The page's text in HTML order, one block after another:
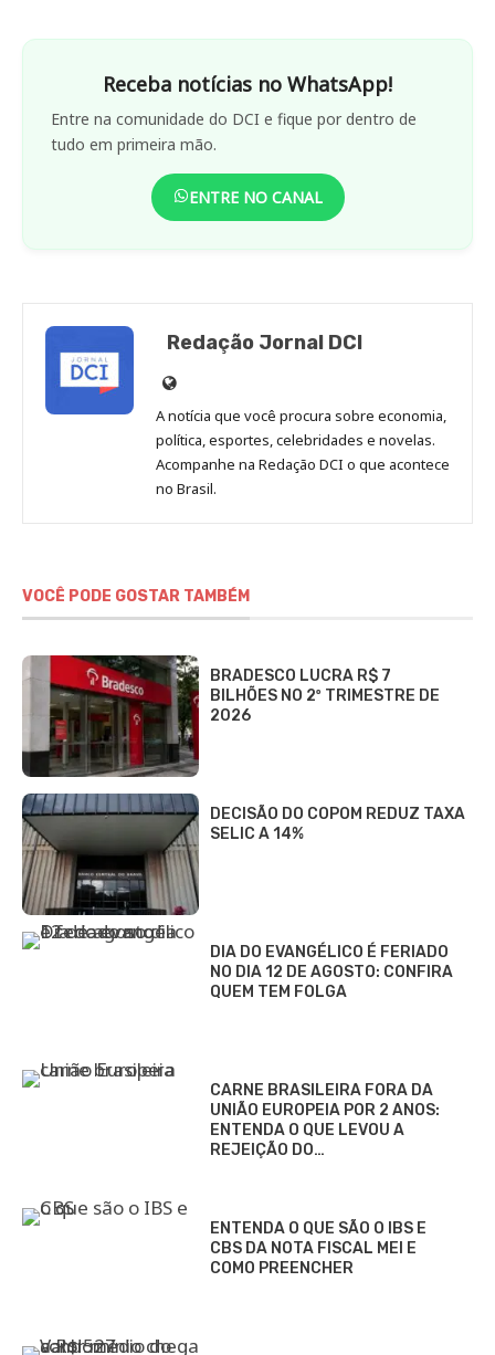
Receba notícias no WhatsApp!
Entre na comunidade do DCI e fique por dentro de
tudo em primeira mão.
ENTRE NO CANAL
Redação Jornal DCI
Site
de
Redação
Jornal
DCI
A notícia que você procura sobre economia,
política, esportes, celebridades e novelas.
Acompanhe na Redação DCI o que acontece
no Brasil.
VOCÊ PODE GOSTAR TAMBÉM
BRADESCO LUCRA R$ 7
BILHÕES NO 2º TRIMESTRE DE
2026
DECISÃO DO COPOM REDUZ TAXA
SELIC A 14%
DIA DO EVANGÉLICO É FERIADO
NO DIA 12 DE AGOSTO: CONFIRA
QUEM TEM FOLGA
CARNE BRASILEIRA FORA DA
UNIÃO EUROPEIA POR 2 ANOS:
ENTENDA O QUE LEVOU A
REJEIÇÃO DO…
ENTENDA O QUE SÃO O IBS E
CBS DA NOTA FISCAL MEI E
COMO PREENCHER